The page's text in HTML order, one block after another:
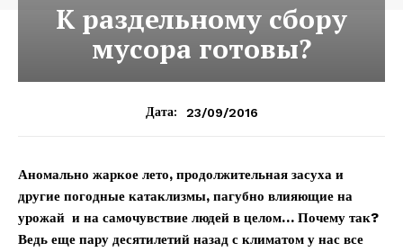
К раздельному сбору
мусора готовы?
Дата: 23/09/2016
Аномально жаркое лето, продолжительная засуха и
другие погодные катаклизмы, пагубно влияющие на
урожай и на самочувствие людей в целом… Почему так?
Ведь еще пару десятилетий назад с климатом у нас все